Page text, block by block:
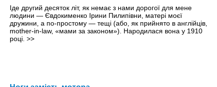
Іде другий десяток літ, як немає з нами дорогої для мене
людини — Євдокименко Ірини Пилипівни, матері моєї
дружини, а по-простому — тещі (або, як прийнято в англійців,
mother-in-law, «мами за законом»). Народилася вона у 1910
році. >>